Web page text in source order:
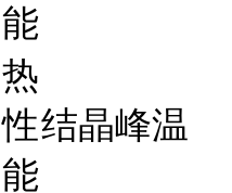
能
热
性
能
结晶峰温